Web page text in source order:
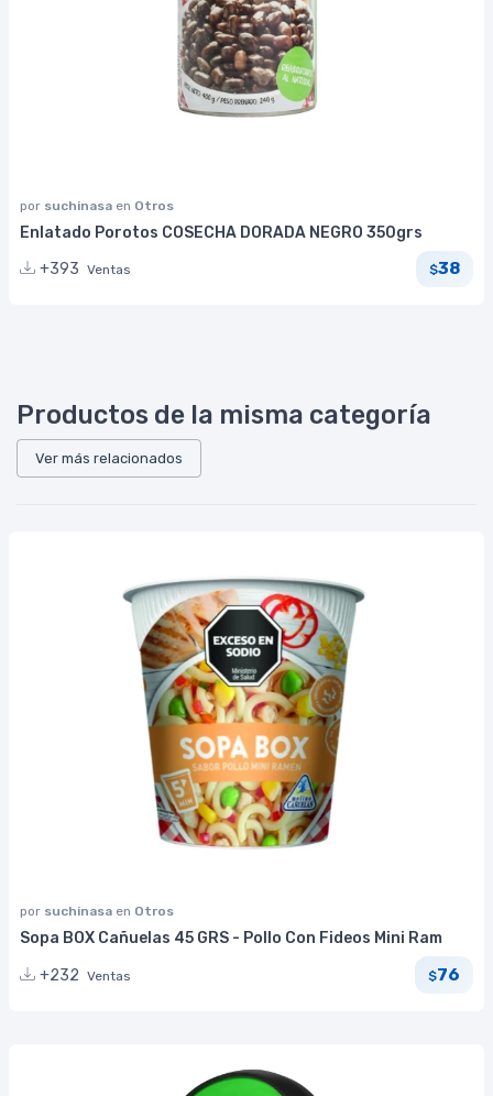
por suchinasa en Otros
Enlatado Porotos COSECHA DORADA NEGRO 350grs
+393 Ventas $38
Productos de la misma categoría
Ver más relacionados
por suchinasa en Otros
Sopa BOX Cañuelas 45 GRS - Pollo Con Fideos Mini Ram
+232 Ventas $76